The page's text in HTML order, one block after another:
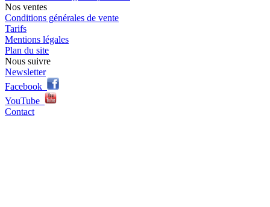
Nos ventes
Conditions générales de vente
Tarifs
Mentions légales
Plan du site
Nous suivre
Newsletter
Facebook
YouTube
Contact